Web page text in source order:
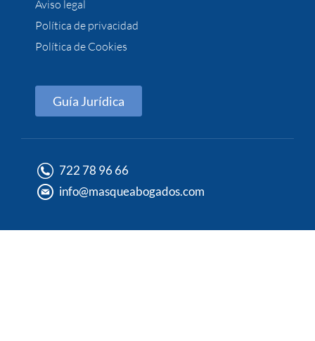
Aviso legal
Política de privacidad
Política de Cookies
Guía Jurídica
722 78 96 66
info@masqueabogados.com